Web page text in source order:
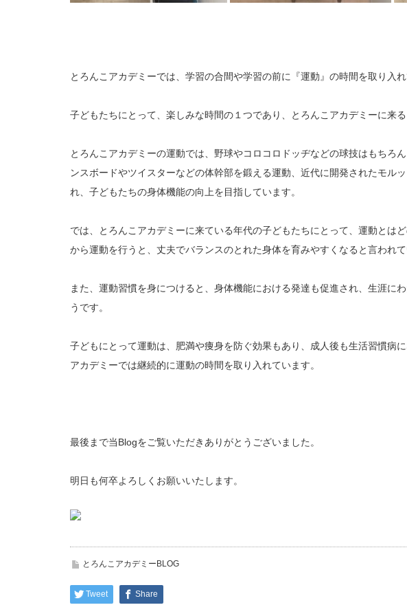
とろんこアカデミーでは、学習の合間や学習の前に『運動』の時間を取り入れ
子どもたちにとって、楽しみな時間の１つであり、とろんこアカデミーに来
とろんこアカデミーの運動では、野球やコロコロドッヂなどの球技はもちろ
ンスボードやツイスターなどの体幹部を鍛える運動、近代に開発されたモル
れ、子どもたちの身体機能の向上を目指しています。
では、とろんこアカデミーに来ている年代の子どもたちにとって、運動とは
から運動を行うと、丈夫でバランスのとれた身体を育みやすくなると言われて
また、運動習慣を身につけると、身体機能における発達も促進され、生涯に
うです。
子どもにとって運動は、肥満や痩身を防ぐ効果もあり、成人後も生活習慣病
アカデミーでは継続的に運動の時間を取り入れています。
最後まで当Blogをご覧いただきありがとうございました。
明日も何卒よろしくお願いいたします。
とろんこアカデミーBLOG
Tweet Share